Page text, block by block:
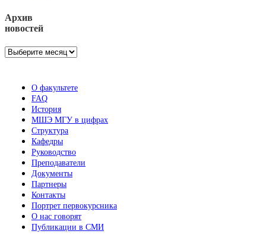
Архив
новостей
Архив
О факультете
FAQ
История
МШЭ МГУ в цифрах
Структура
Кафедры
Руководство
Преподаватели
Документы
Партнеры
Контакты
Портрет первокурсника
О нас говорят
Публикации в СМИ